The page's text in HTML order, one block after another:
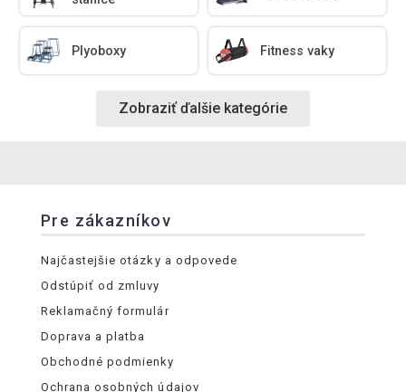
Plyoboxy Fitness vaky
Zobraziť ďalšie kategórie
Pre zákazníkov
Najčastejšie otázky a odpovede
Odstúpiť od zmluvy
Reklamačný formulár
Doprava a platba
Obchodné podmienky
Ochrana osobných údajov